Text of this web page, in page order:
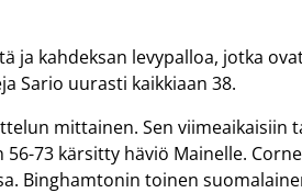
ja kahdeksan levypalloa, jotka
Sario uurasti kaikkiaan 38.
mittainen. Sen viimeaikaisiin
73 kärsitty häviö Mainelle.
Binghamtonin toinen